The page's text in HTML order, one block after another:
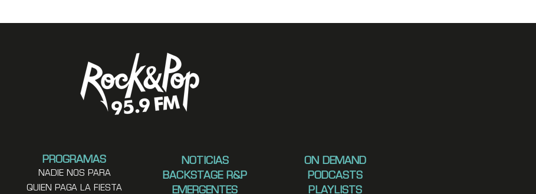
PROGRAMAS
NADIE NOS PARA
QUIEN PAGA LA FIESTA
NOTICIAS
BACKSTAGE R&P
EMERGENTES
ON DEMAND
PODCASTS
PLAYLISTS